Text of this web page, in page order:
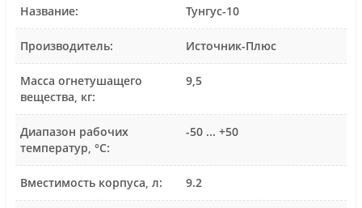
Название: Тунгус-10
Производитель: Источник-Плюс
Масса огнетушащего
вещества, кг:
9,5
Диапазон рабочих
температур, °С:
-50 ... +50
Вместимость корпуса, л: 9.2